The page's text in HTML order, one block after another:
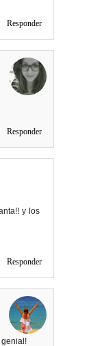
Responder
Responder
y los
Responder
genial!